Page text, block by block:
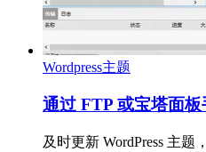
Wordpress主题
通过 FTP 或宝塔面
及时更新 WordPress 主